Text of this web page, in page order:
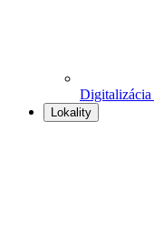
Digitalizácia
Lokality